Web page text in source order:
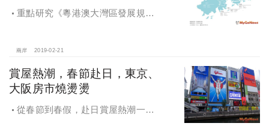
重點研究《粵港澳大灣區發展規劃
兩岸 2019-02-21
賞屋熱潮，春節赴日，東京、
大阪房市燒燙燙
從春節到春假，赴日賞屋熱潮一波